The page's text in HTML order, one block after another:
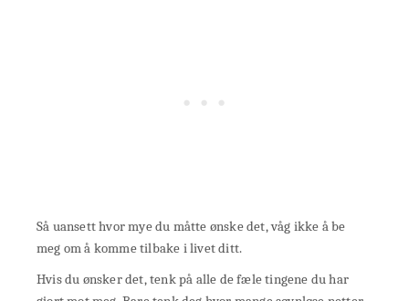
Så uansett hvor mye du måtte ønske det, våg ikke å be
meg om å komme tilbake i livet ditt.
Hvis du ønsker det, tenk på alle de fæle tingene du har